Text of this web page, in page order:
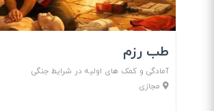
طب رزم
آمادگی و کمک های اولیه در شرایط جنگی
مجازی